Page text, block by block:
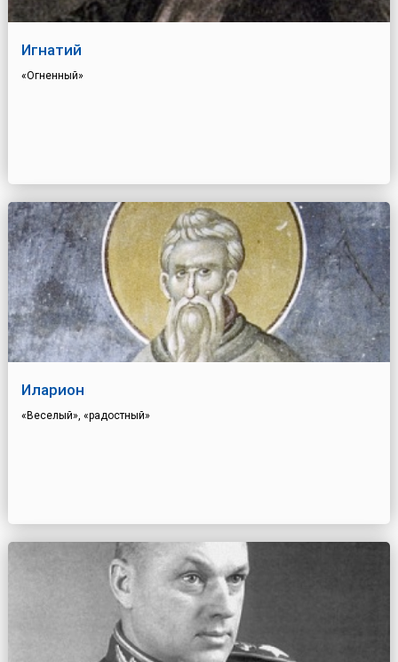
Игнатий
«Огненный»
Иларион
«Веселый», «радостный»